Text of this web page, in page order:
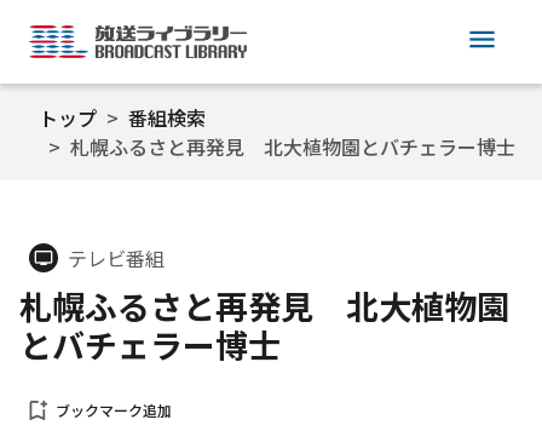
menu
トップ
番組検索
札幌ふるさと再発見 北大植物園とバチェラー博士
tv テレビ番組
札幌ふるさと再発見 北大植物園
とバチェラー博士
bookmark_add ブックマーク追加